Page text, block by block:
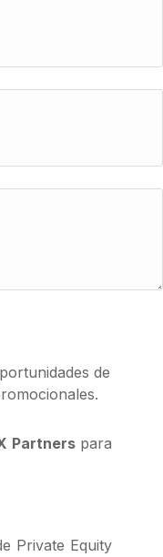
de
Partners para
Private Equity